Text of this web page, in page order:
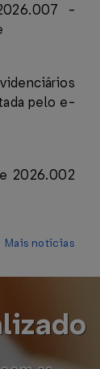
-
pelo e-
2026.002
Mais notícias